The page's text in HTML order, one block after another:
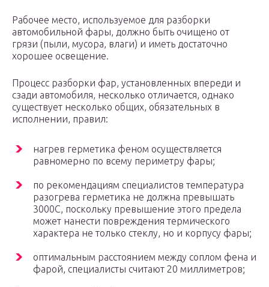
Рабочее место, используемое для разборки
автомобильной фары, должно быть очищено от
грязи (пыли, мусора, влаги) и иметь достаточно
хорошее освещение.
Процесс разборки фар, установленных впереди и
сзади автомобиля, несколько отличается, однако
существует несколько общих, обязательных в
исполнении, правил:
нагрев герметика феном осуществляется
равномерно по всему периметру фары;
по рекомендациям специалистов температура
разогрева герметика не должна превышать
3000С, поскольку превышение этого предела
может нанести повреждения термического
характера не только стеклу, но и корпусу фары;
оптимальным расстоянием между соплом фена и
фарой, специалисты считают 20 миллиметров;